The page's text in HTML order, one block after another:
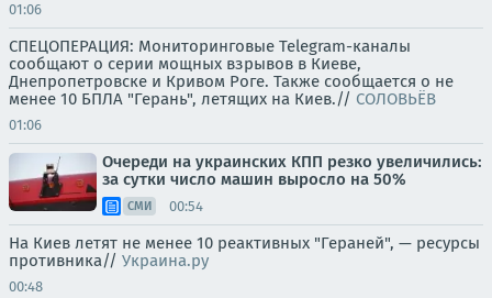
01:06
СПЕЦОПЕРАЦИЯ: Мониторинговые Telegram-каналы
сообщают о серии мощных взрывов в Киеве,
Днепропетровске и Кривом Роге. Также сообщается о не
менее 10 БПЛА "Герань", летящих на Киев.// СОЛОВЬЁВ
01:06
Очереди на украинских КПП резко увеличились:
за сутки число машин выросло на 50%
СМИ 00:54
На Киев летят не менее 10 реактивных "Гераней", — ресурсы
противника// Украина.ру
00:48